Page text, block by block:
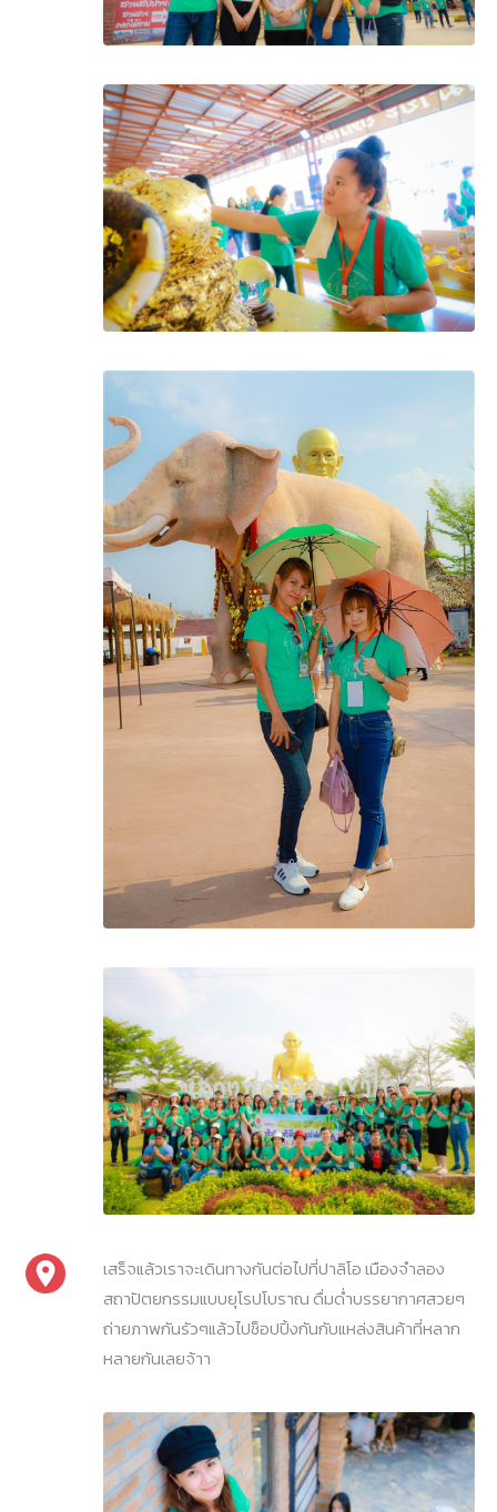
เสร็จแล้วเราจะเดินทางกันต่อไปที่ปาลิโอ เมืองจำลอง
สถาปัตยกรรมแบบยุโรปโบราณ ดื่มด่ำบรรยากาศสวยๆ
ถ่ายภาพกันรัวๆแล้วไปช็อปปิ้งกันกับแหล่งสินค้าที่หลาก
หลายกันเลยจ้าา